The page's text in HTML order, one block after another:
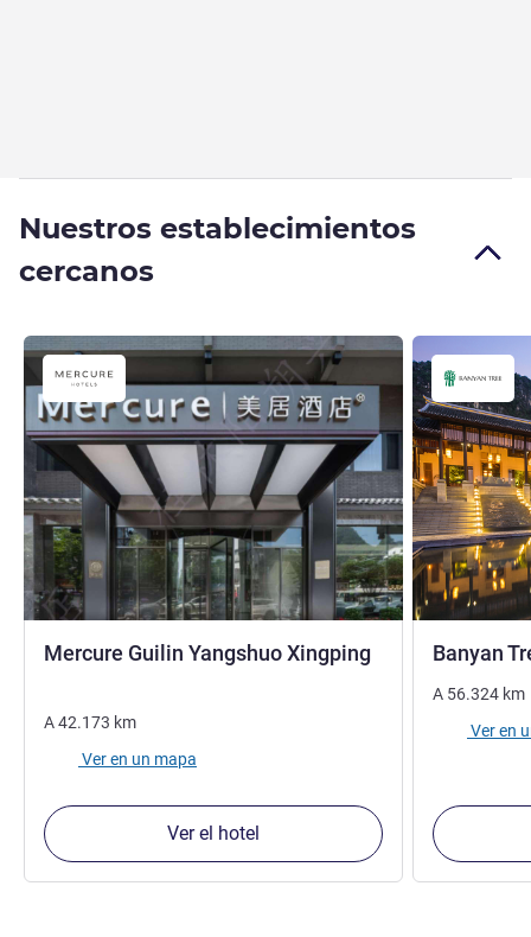
Nuestros establecimientos
cercanos
Mercure Guilin Yangshuo Xingping4 estrellas
A42.173 km
Ver en un mapa
Ver el hotel
Banyan
A 56.324 km
Ver en